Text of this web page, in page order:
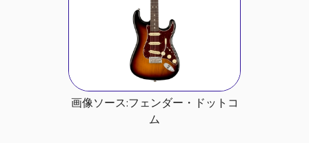
画像ソース:フェンダー・ドットコ
ム